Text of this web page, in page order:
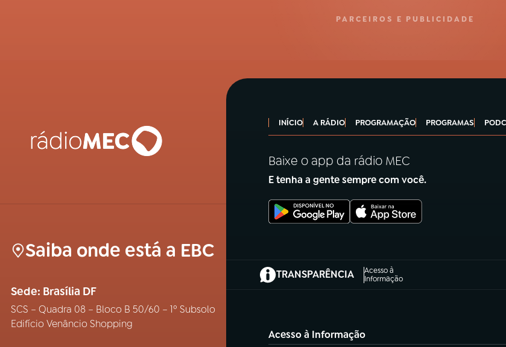
PARCEIROS E PUBLICIDADE
Saiba onde está a EBC
Sede: Brasília DF
SCS – Quadra 08 – Bloco B 50/60 – 1º Subsolo
Edifício Venâncio Shopping
INÍCIO A RÁDIO PROGRAMAÇÃO PROGRAMAS
Baixe o app da rádio MEC
E tenha a gente sempre com você.
TRANSPARÊNCIA
Acesso à
Informação
(abre em nova aba)
Acesso à Informação